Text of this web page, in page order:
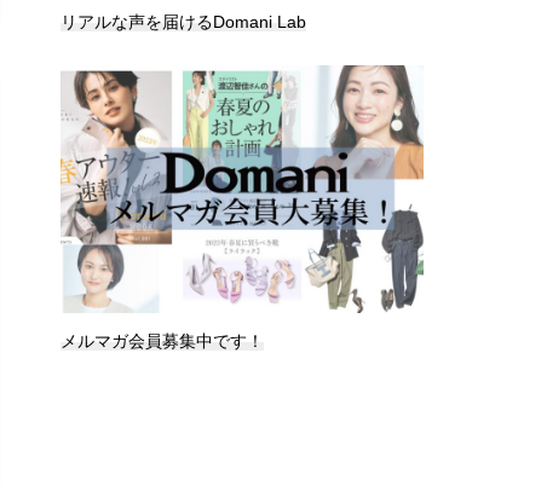
リアルな声を届けるDomani Lab
メルマガ会員募集中です！